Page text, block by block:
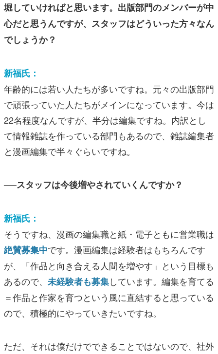
堀していければと思います。出版部門のメンバーが中
心だと思うんですが、スタッフはどういった方々なん
でしょうか？
新福氏：
年齢的には若い人たちが多いですね。元々の出版部門
で頑張っていた人たちがメインになっています。今は
22名程度なんですが、半分は編集ですね。内訳とし
て情報雑誌を作っている部門もあるので、雑誌編集者
と漫画編集で半々ぐらいですね。
──スタッフは今後増やされていくんですか？
新福氏：
そうですね、漫画の編集職と紙・電子ともに営業職は
絶賛募集中です。漫画編集は経験者はもちろんです
が、「作品と向き合える人間を増やす」という目標も
あるので、 未経験者も募集しています。編集を育てる
＝作品と作家を育つという風に直結すると思っている
ので、積極的にやっていきたいですね。
ただ、それは僕だけでできることではないので、社外